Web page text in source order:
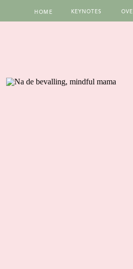
HOME KEYNOTES